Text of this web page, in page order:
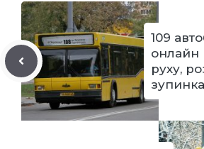
109
онлайн
руху,